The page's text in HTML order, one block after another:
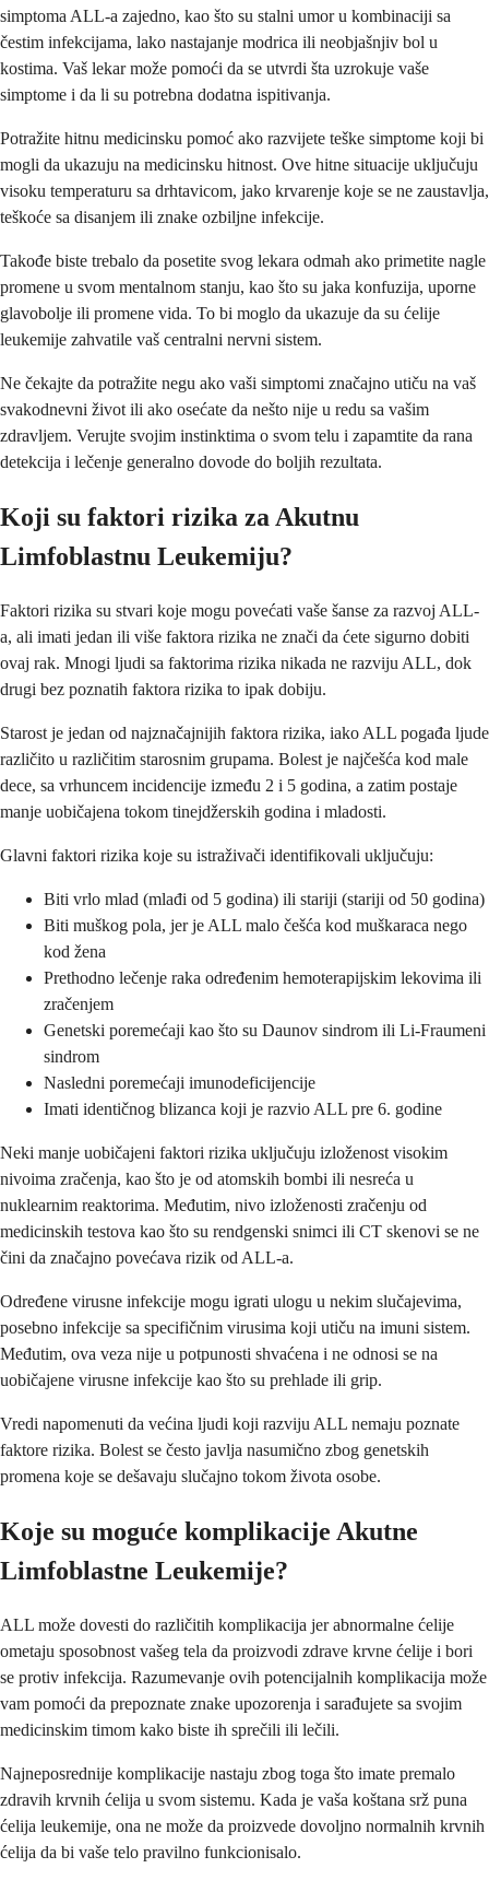
simptoma ALL-a zajedno, kao što su stalni umor u kombinaciji sa
čestim infekcijama, lako nastajanje modrica ili neobjašnjiv bol u
kostima. Vaš lekar može pomoći da se utvrdi šta uzrokuje vaše
simptome i da li su potrebna dodatna ispitivanja.
Potražite hitnu medicinsku pomoć ako razvijete teške simptome koji bi
mogli da ukazuju na medicinsku hitnost. Ove hitne situacije uključuju
visoku temperaturu sa drhtavicom, jako krvarenje koje se ne zaustavlja,
teškoće sa disanjem ili znake ozbiljne infekcije.
Takođe biste trebalo da posetite svog lekara odmah ako primetite nagle
promene u svom mentalnom stanju, kao što su jaka konfuzija, uporne
glavobolje ili promene vida. To bi moglo da ukazuje da su ćelije
leukemije zahvatile vaš centralni nervni sistem.
Ne čekajte da potražite negu ako vaši simptomi značajno utiču na vaš
svakodnevni život ili ako osećate da nešto nije u redu sa vašim
zdravljem. Verujte svojim instinktima o svom telu i zapamtite da rana
detekcija i lečenje generalno dovode do boljih rezultata.
Koji su faktori rizika za Akutnu
Limfoblastnu Leukemiju?
Faktori rizika su stvari koje mogu povećati vaše šanse za razvoj ALL-
a, ali imati jedan ili više faktora rizika ne znači da ćete sigurno dobiti
ovaj rak. Mnogi ljudi sa faktorima rizika nikada ne razviju ALL, dok
drugi bez poznatih faktora rizika to ipak dobiju.
Starost je jedan od najznačajnijih faktora rizika, iako ALL pogađa ljude
različito u različitim starosnim grupama. Bolest je najčešća kod male
dece, sa vrhuncem incidencije između 2 i 5 godina, a zatim postaje
manje uobičajena tokom tinejdžerskih godina i mladosti.
Glavni faktori rizika koje su istraživači identifikovali uključuju:
Biti vrlo mlad (mlađi od 5 godina) ili stariji (stariji od 50 godina)
Biti muškog pola, jer je ALL malo češća kod muškaraca nego
kod žena
Prethodno lečenje raka određenim hemoterapijskim lekovima ili
zračenjem
Genetski poremećaji kao što su Daunov sindrom ili Li-Fraumeni
sindrom
Nasledni poremećaji imunodeficijencije
Imati identičnog blizanca koji je razvio ALL pre 6. godine
Neki manje uobičajeni faktori rizika uključuju izloženost visokim
nivoima zračenja, kao što je od atomskih bombi ili nesreća u
nuklearnim reaktorima. Međutim, nivo izloženosti zračenju od
medicinskih testova kao što su rendgenski snimci ili CT skenovi se ne
čini da značajno povećava rizik od ALL-a.
Određene virusne infekcije mogu igrati ulogu u nekim slučajevima,
posebno infekcije sa specifičnim virusima koji utiču na imuni sistem.
Međutim, ova veza nije u potpunosti shvaćena i ne odnosi se na
uobičajene virusne infekcije kao što su prehlade ili grip.
Vredi napomenuti da većina ljudi koji razviju ALL nemaju poznate
faktore rizika. Bolest se često javlja nasumično zbog genetskih
promena koje se dešavaju slučajno tokom života osobe.
Koje su moguće komplikacije Akutne
Limfoblastne Leukemije?
ALL može dovesti do različitih komplikacija jer abnormalne ćelije
ometaju sposobnost vašeg tela da proizvodi zdrave krvne ćelije i bori
se protiv infekcija. Razumevanje ovih potencijalnih komplikacija može
vam pomoći da prepoznate znake upozorenja i sarađujete sa svojim
medicinskim timom kako biste ih sprečili ili lečili.
Najneposrednije komplikacije nastaju zbog toga što imate premalo
zdravih krvnih ćelija u svom sistemu. Kada je vaša koštana srž puna
ćelija leukemije, ona ne može da proizvede dovoljno normalnih krvnih
ćelija da bi vaše telo pravilno funkcionisalo.